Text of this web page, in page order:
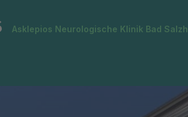
Asklepios Neurologische Klinik Bad